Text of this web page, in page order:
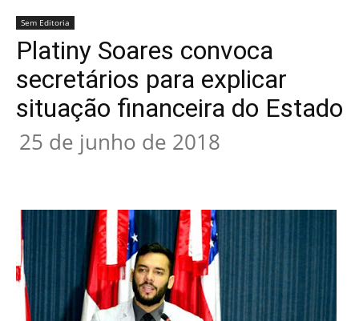
Sem Editoria
Platiny Soares convoca
secretários para explicar
situação financeira do Estado
25 de junho de 2018